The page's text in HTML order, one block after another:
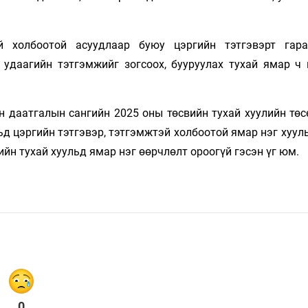
холбоотой асуудлаар буюу цэргийн тэтгэвэрт
тэтгэмжийг зогсоох, бууруулах тухай ямар
сангийн 2025 оны төсвийн тухай хуулийн
цэргийн тэтгэвэр, тэтгэмжтэй холбоотой ямар нэг
тухай хуульд ямар нэг өөрчлөлт ороогүй гэсэн үг юм.